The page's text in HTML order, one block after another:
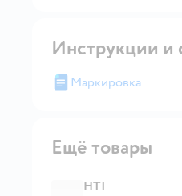
Инструкции и
Маркировка
Ещё товары
HTI